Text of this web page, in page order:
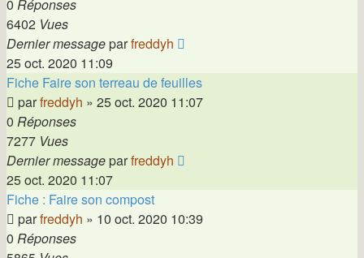
0 Réponses
6402 Vues
Dernier messageparfreddyh
25 oct. 2020 11:09
Fiche Faire son terreau de feuilles
parfreddyh » 25 oct. 2020 11:07
0 Réponses
7277 Vues
Dernier messageparfreddyh
25 oct. 2020 11:07
Fiche : Faire son compost
parfreddyh » 10 oct. 2020 10:39
0 Réponses